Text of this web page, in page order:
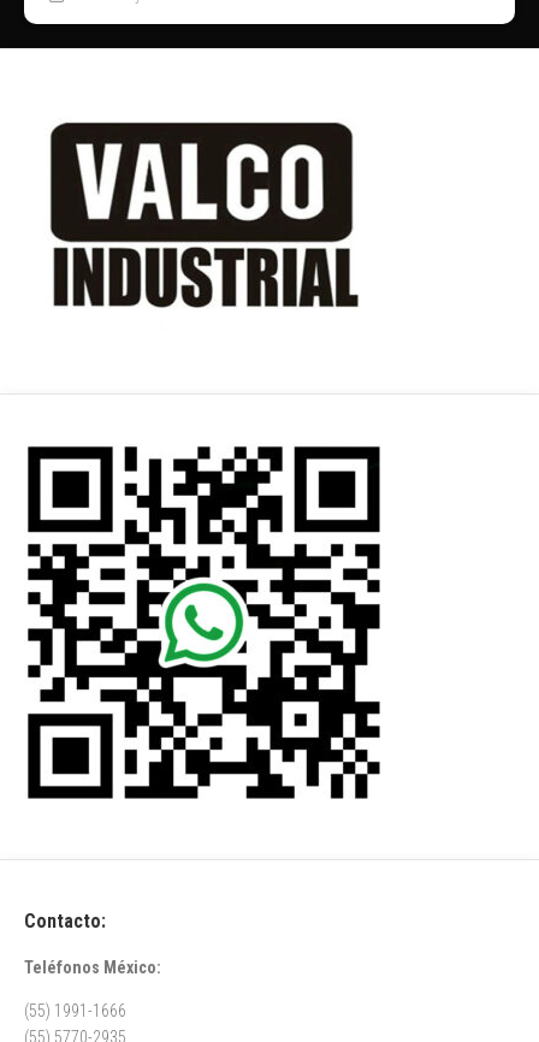
Contacto:
Teléfonos México:
(55) 1991-1666
(55) 5770-2935